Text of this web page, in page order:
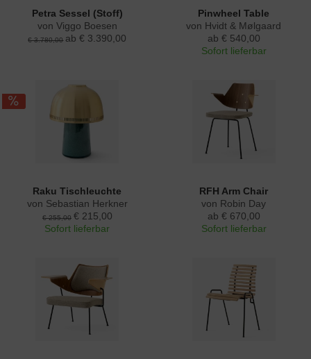
Petra Sessel (Stoff)
von Viggo Boesen
€ 3.780,00 ab € 3.390,00
Pinwheel Table
von Hvidt & Mølgaard
ab € 540,00
Sofort lieferbar
Raku Tischleuchte
von Sebastian Herkner
€ 255,00 € 215,00
Sofort lieferbar
RFH Arm Chair
von Robin Day
ab € 670,00
Sofort lieferbar